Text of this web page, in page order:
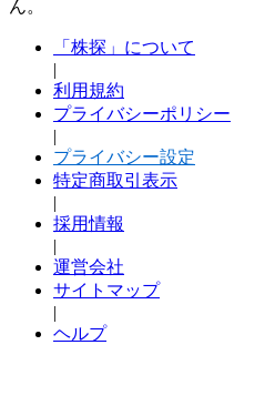
ん。
「株探」について
|
利用規約
プライバシーポリシー
|
プライバシー設定
特定商取引表示
|
採用情報
|
運営会社
サイトマップ
|
ヘルプ